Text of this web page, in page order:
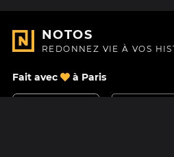
NOTOS
REDONNEZ VIE À VOS
Fait avec à Paris